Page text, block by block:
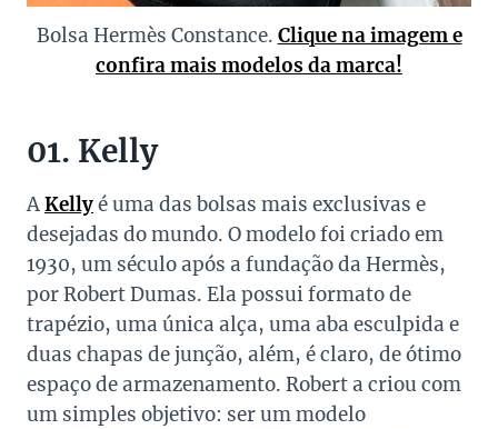
Bolsa Hermès Constance. Clique na imagem e
confira mais modelos da marca!
01. Kelly
AKellyé uma das bolsas mais exclusivas e
desejadas do mundo. O modelo foi criado em
1930, um século após a fundação da Hermès,
por Robert Dumas. Ela possui formato de
trapézio, uma única alça, uma aba esculpida e
duas chapas de junção, além, é claro, de ótimo
espaço de armazenamento. Robert a criou com
um simples objetivo: ser um modelo